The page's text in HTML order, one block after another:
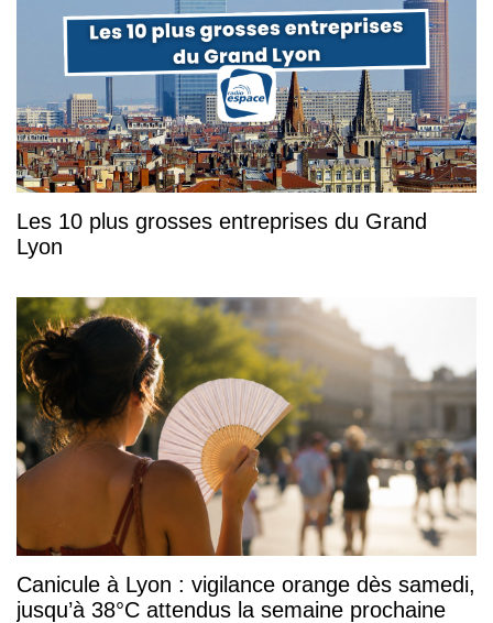
Les 10 plus grosses entreprises du Grand
Lyon
Canicule à Lyon : vigilance orange dès samedi,
jusqu’à 38°C attendus la semaine prochaine